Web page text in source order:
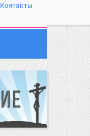
Контакты